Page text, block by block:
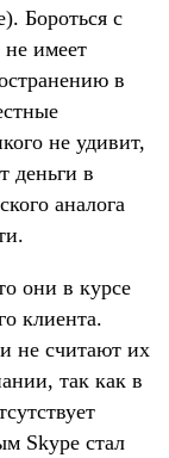
Бороться с
имеет
в
не удивит,
деньги в
аналога
они в курсе
клиента.
не считают их
так как в
Skype стал